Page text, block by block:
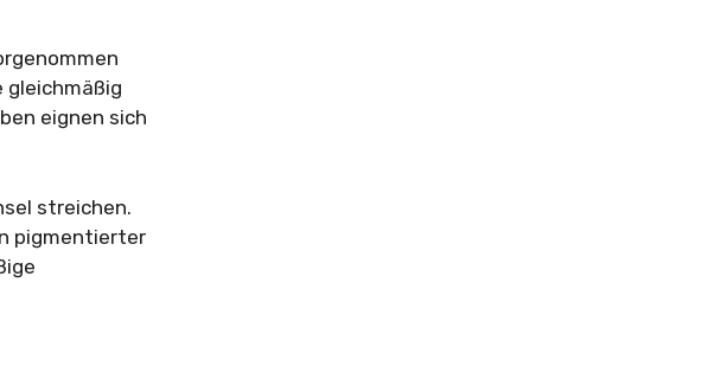
gleichmäßig
eignen sich
streichen.
pigmentierter